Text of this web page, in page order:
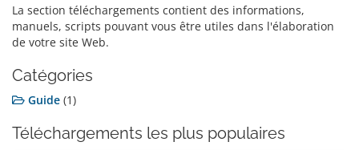
La section téléchargements contient des informations,
manuels, scripts pouvant vous être utiles dans l'élaboration
de votre site Web.
Catégories
Guide (1)
Téléchargements les plus populaires